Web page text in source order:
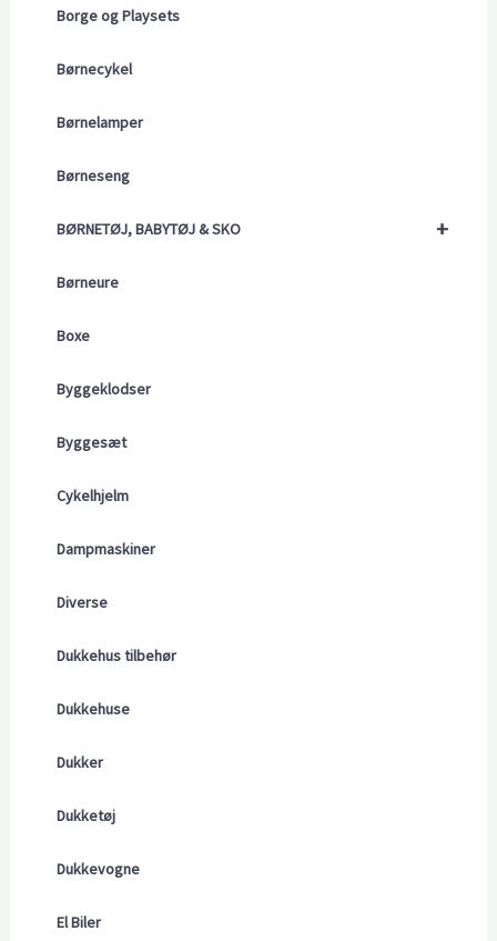
Borge og Playsets
Børnecykel
Børnelamper
Børneseng
+
BØRNETØJ, BABYTØJ & SKO
Børneure
Boxe
Byggeklodser
Byggesæt
Cykelhjelm
Dampmaskiner
Diverse
Dukkehus tilbehør
Dukkehuse
Dukker
Dukketøj
Dukkevogne
El Biler